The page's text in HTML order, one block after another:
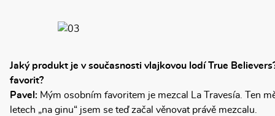
Jaký produkt je v současnosti vlajkovou lodí True
favorit?
Pavel: Mým osobním favoritem je mezcal La Travesía. Ten
letech „na ginu“ jsem se teď začal věnovat právě mezcalu.